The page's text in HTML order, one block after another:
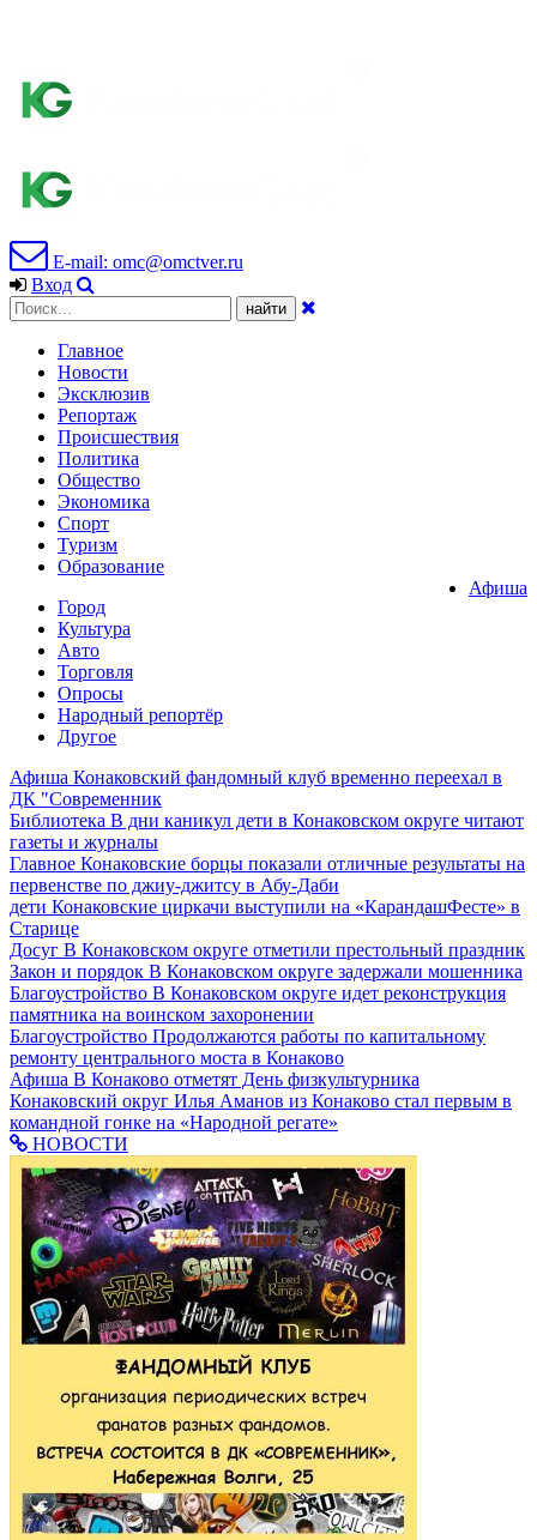
E-mail: omc@omctver.ru
Вход
Главное
Новости
Эксклюзив
Репортаж
Происшествия
Политика
Общество
Экономика
Спорт
Туризм
Образование
Афиша
Город
Культура
Авто
Торговля
Опросы
Народный репортёр
Другое
Афиша Конаковский фандомный клуб временно переехал в
ДК "Современник
Библиотека В дни каникул дети в Конаковском округе читают
газеты и журналы
Главное Конаковские борцы показали отличные результаты на
первенстве по джиу-джитсу в Абу-Даби
дети Конаковские циркачи выступили на «КарандашФесте» в
Старице
Досуг В Конаковском округе отметили престольный праздник
Закон и порядок В Конаковском округе задержали мошенника
Благоустройство В Конаковском округе идет реконструкция
памятника на воинском захоронении
Благоустройство Продолжаются работы по капитальному
ремонту центрального моста в Конаково
Афиша В Конаково отметят День физкультурника
Конаковский округ Илья Аманов из Конаково стал первым в
командной гонке на «Народной регате»
НОВОСТИ